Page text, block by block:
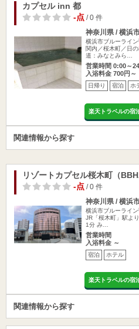
カプセル inn 都
-点/ 0 件
神奈川県 / 横浜
横浜市ブルーライ
関内／桜木町／日
道：みなとみら…
営業時間 0:00～
入浴料金 700円～
日帰り 宿泊 ホ
楽天トラベルの宿
関連情報から探す
リゾートカプセル桜木町（BBH
-点/ 0 件
神奈川県 / 横浜
横浜市ブルーライ
JR「桜木町」駅よ
1分 み…
営業時間
入浴料金 ～
宿泊 ホテル
楽天トラベルの宿
関連情報から探す